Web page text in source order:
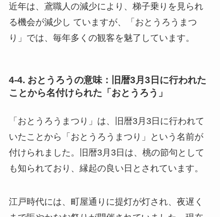
近年は、鳶職人の減少により、梯子乗りを見られ
る機会が減少し ていますが、「おとうろうまつ
り」では、毎年多くの観客を魅了しています。
4-4. おとうろうの意味：旧暦3月3日に行われた
ことから名付けられた「おとうろう」
「おとうろうまつり」は、旧暦3月3日に行われて
いたことから「おとうろうまつり」という名前が
付けられました。旧暦3月3日は、桃の節句として
も知られており、縁起の良い日とされています。
江戸時代には、町屋通りに提灯が灯され、夜遅く